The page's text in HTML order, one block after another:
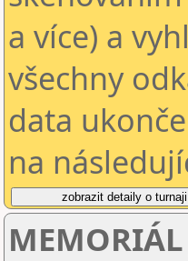
a více) a
všechny
data
na